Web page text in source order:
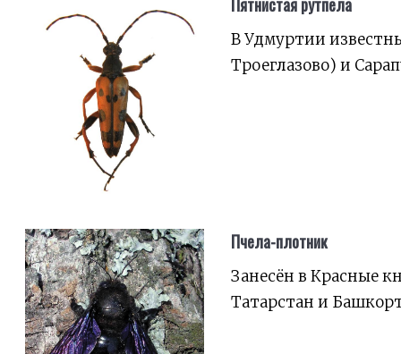
В Удмуртии
Троеглазово) и
Пчела-плотник
Занесён в Красные
Татарстан и